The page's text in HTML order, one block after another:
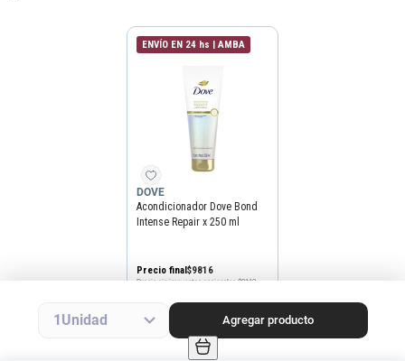
1 Agregar producto
ENVÍO EN 24 hs | AMBA
DOVE
Acondicionador Dove Bond
Intense Repair x 250 ml
Precio final$9816
Precio sin impuestos nacionales $8112
Agregar producto